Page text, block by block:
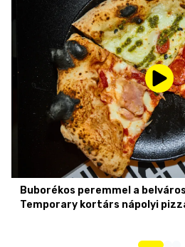
Buborékos peremmel a
Temporary kortárs nápolyi